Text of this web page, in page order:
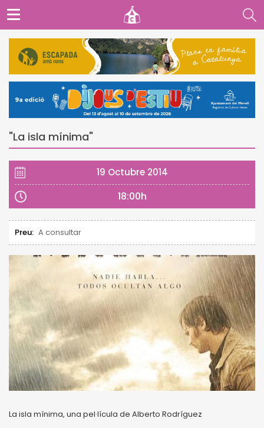
"La isla mínima"
19 Octubre 2014
18:00h
Preu: A consultar
La isla mínima, una pel·lícula de Alberto Rodríguez